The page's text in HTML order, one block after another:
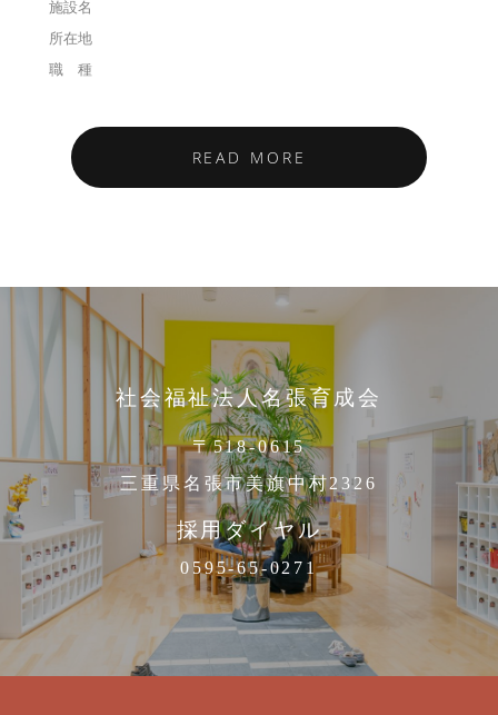
READ MORE
社会福祉法人名張育成会
〒518-0615
三重県名張市美旗中村2326
採用ダイヤル
0595-65-0271